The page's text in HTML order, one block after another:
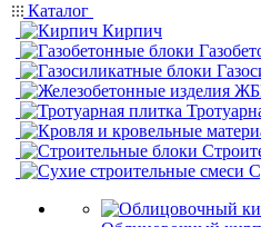
Каталог
Кирпич